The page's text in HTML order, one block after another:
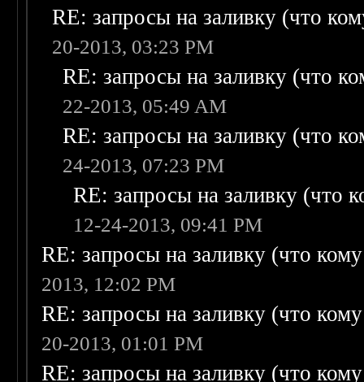
RE: запросы на заливку (что
20-2013, 03:23 PM
RE: запросы на заливку (что
22-2013, 05:49 AM
RE: запросы на заливку (что
24-2013, 07:23 PM
RE: запросы на заливку (что
12-24-2013, 09:41 PM
RE: запросы на заливку (что
2013, 12:02 PM
RE: запросы на заливку (что
20-2013, 01:01 PM
RE: запросы на заливку (что